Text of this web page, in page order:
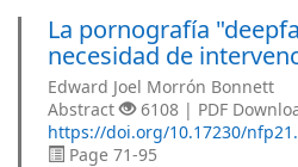
La pornografía
necesidad de
Edward Joel Morrón Bonnett
Abstract
6108 | PDF
https://doi.org/10.17230/
Page 71-95